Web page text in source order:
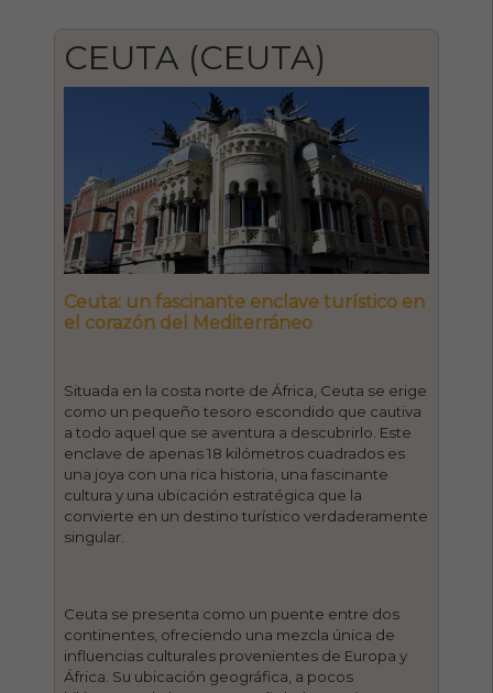
CEUTA (CEUTA)
Ceuta: un fascinante enclave turístico en
el corazón del Mediterráneo
Situada en la costa norte de África, Ceuta se erige
como un pequeño tesoro escondido que cautiva
a todo aquel que se aventura a descubrirlo. Este
enclave de apenas 18 kilómetros cuadrados es
una joya con una rica historia, una fascinante
cultura y una ubicación estratégica que la
convierte en un destino turístico verdaderamente
singular.
Ceuta se presenta como un puente entre dos
continentes, ofreciendo una mezcla única de
influencias culturales provenientes de Europa y
África. Su ubicación geográfica, a pocos